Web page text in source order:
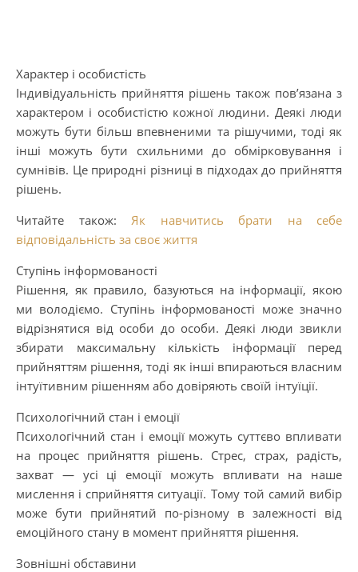
Характер і особистість
Індивідуальність прийняття рішень також пов’язана з
характером і особистістю кожної людини. Деякі люди
можуть бути більш впевненими та рішучими, тоді як
інші можуть бути схильними до обмірковування і
сумнівів. Це природні різниці в підходах до прийняття
рішень.
Читайте також: Як навчитись брати на себе
відповідальність за своє життя
Ступінь інформованості
Рішення, як правило, базуються на інформації, якою
ми володіємо. Ступінь інформованості може значно
відрізнятися від особи до особи. Деякі люди звикли
збирати максимальну кількість інформації перед
прийняттям рішення, тоді як інші впираються власним
інтуїтивним рішенням або довіряють своїй інтуїції.
Психологічний стан і емоції
Психологічний стан і емоції можуть суттєво впливати
на процес прийняття рішень. Стрес, страх, радість,
захват — усі ці емоції можуть впливати на наше
мислення і сприйняття ситуації. Тому той самий вибір
може бути прийнятий по-різному в залежності від
емоційного стану в момент прийняття рішення.
Зовнішні обставини